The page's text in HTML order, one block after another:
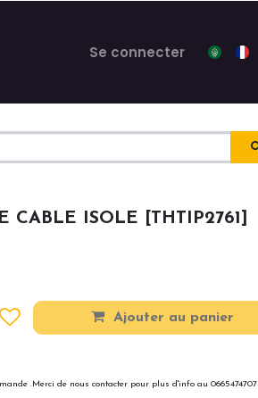
Se connecter
CABLE ISOLE [THTIP2761]
Ajouter au panier
.Merci de nous contacter pour plus d'info au 0665474707